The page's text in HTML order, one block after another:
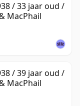
/ 33 jaar oud /
MacPhail
/ 39 jaar oud /
MacPhail